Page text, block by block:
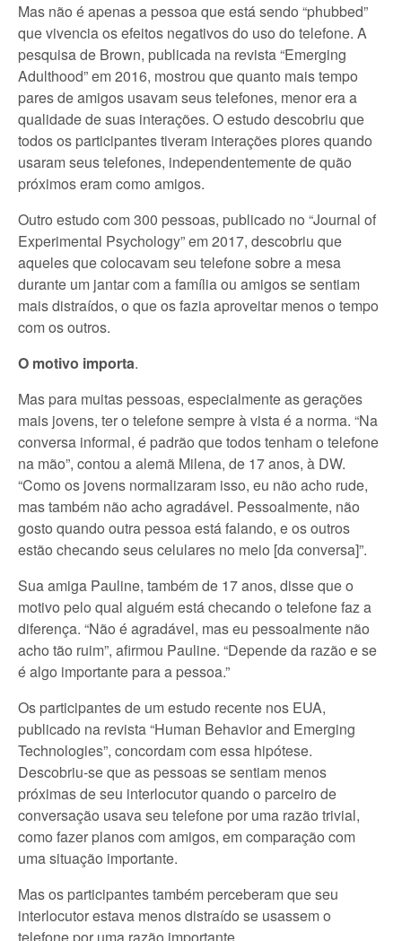
Mas não é apenas a pessoa que está sendo “phubbed”
que vivencia os efeitos negativos do uso do telefone. A
pesquisa de Brown, publicada na revista “Emerging
Adulthood” em 2016, mostrou que quanto mais tempo
pares de amigos usavam seus telefones, menor era a
qualidade de suas interações. O estudo descobriu que
todos os participantes tiveram interações piores quando
usaram seus telefones, independentemente de quão
próximos eram como amigos.
Outro estudo com 300 pessoas, publicado no “Journal of
Experimental Psychology” em 2017, descobriu que
aqueles que colocavam seu telefone sobre a mesa
durante um jantar com a família ou amigos se sentiam
mais distraídos, o que os fazia aproveitar menos o tempo
com os outros.
O motivo importa.
Mas para muitas pessoas, especialmente as gerações
mais jovens, ter o telefone sempre à vista é a norma. “Na
conversa informal, é padrão que todos tenham o telefone
na mão”, contou a alemã Milena, de 17 anos, à DW.
“Como os jovens normalizaram isso, eu não acho rude,
mas também não acho agradável. Pessoalmente, não
gosto quando outra pessoa está falando, e os outros
estão checando seus celulares no meio [da conversa]”.
Sua amiga Pauline, também de 17 anos, disse que o
motivo pelo qual alguém está checando o telefone faz a
diferença. “Não é agradável, mas eu pessoalmente não
acho tão ruim”, afirmou Pauline. “Depende da razão e se
é algo importante para a pessoa.”
Os participantes de um estudo recente nos EUA,
publicado na revista “Human Behavior and Emerging
Technologies”, concordam com essa hipótese.
Descobriu-se que as pessoas se sentiam menos
próximas de seu interlocutor quando o parceiro de
conversação usava seu telefone por uma razão trivial,
como fazer planos com amigos, em comparação com
uma situação importante.
Mas os participantes também perceberam que seu
interlocutor estava menos distraído se usassem o